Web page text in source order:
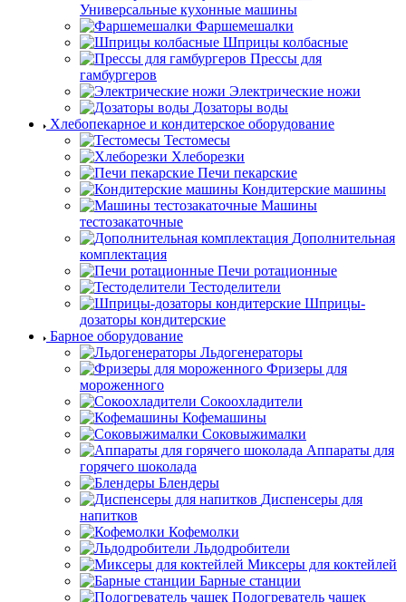
Универсальные кухонные машины
Фаршемешалки
Шприцы колбасные
Прессы для
гамбургеров
Электрические ножи
Дозаторы воды
Хлебопекарное и кондитерское оборудование
Тестомесы
Хлеборезки
Печи пекарские
Кондитерские машины
Машины
тестозакаточные
Дополнительная
комплектация
Печи ротационные
Тестоделители
Шприцы-
дозаторы кондитерские
Барное оборудование
Льдогенераторы
Фризеры для
мороженного
Сокоохладители
Кофемашины
Соковыжималки
Аппараты для
горячего шоколада
Блендеры
Диспенсеры для
напитков
Кофемолки
Льдодробители
Миксеры для коктейлей
Барные станции
Подогреватель чашек